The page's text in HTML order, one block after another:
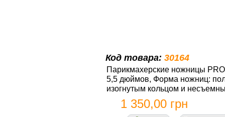
Код товара: 30164
Парикмахерские ножницы
5,5 дюймов, Форма ножниц:
изогнутым кольцом и
1 350,00 грн